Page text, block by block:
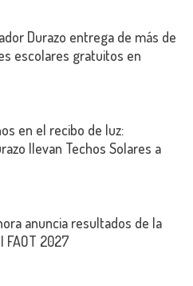
Durazo entrega de más de
escolares gratuitos en
en el recibo de luz:
llevan Techos Solares a
anuncia resultados de la
FAOT 2027